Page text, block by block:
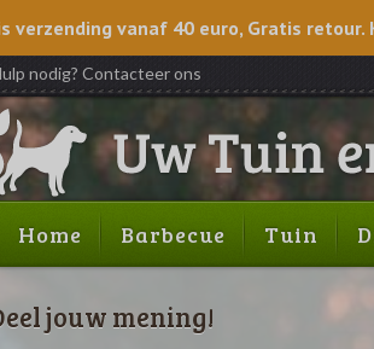
verzending vanaf 40 euro, Gratis retour.
nodig? Contacteer ons
Home Barbecue Tuin
jouw mening!